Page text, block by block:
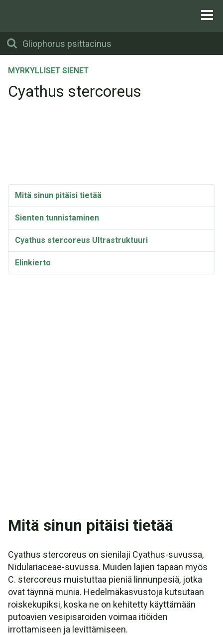
MYRKYLLISET SIENET
Cyathus stercoreus
Mitä sinun pitäisi tietää
Sienten tunnistaminen
Cyathus stercoreus Ultrastruktuuri
Elinkierto
Mitä sinun pitäisi tietää
Cyathus stercoreus on sienilaji Cyathus-suvussa,
Nidulariaceae-suvussa. Muiden lajien tapaan myös
C. stercoreus muistuttaa pieniä linnunpesiä, jotka
ovat täynnä munia. Hedelmäkasvustoja kutsutaan
roiskekupiksi, koska ne on kehitetty käyttämään
putoavien vesipisaroiden voimaa itiöiden
irrottamiseen ja levittämiseen.